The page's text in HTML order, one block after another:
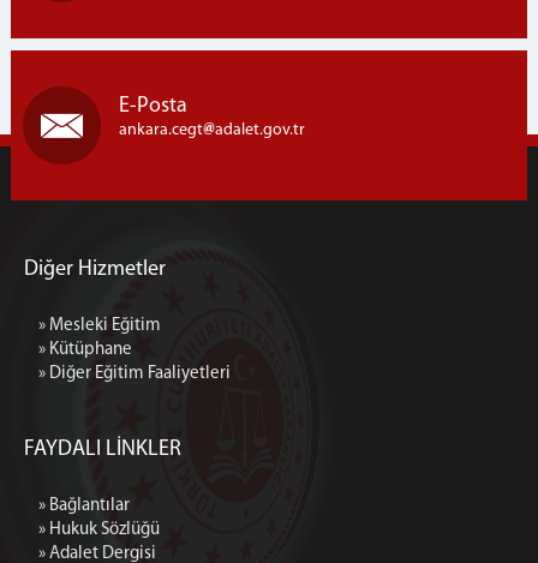
Genel Bütçe Birimi (Ambar)
Mektup Okuma Birimi
Yardımcı Birimler
E-Posta
ankara.cegt adalet.gov.tr
Diğer Hizmetler
» Mesleki Eğitim
» Kütüphane
» Diğer Eğitim Faaliyetleri
FAYDALI LİNKLER
» Bağlantılar
» Hukuk Sözlüğü
» Adalet Dergisi